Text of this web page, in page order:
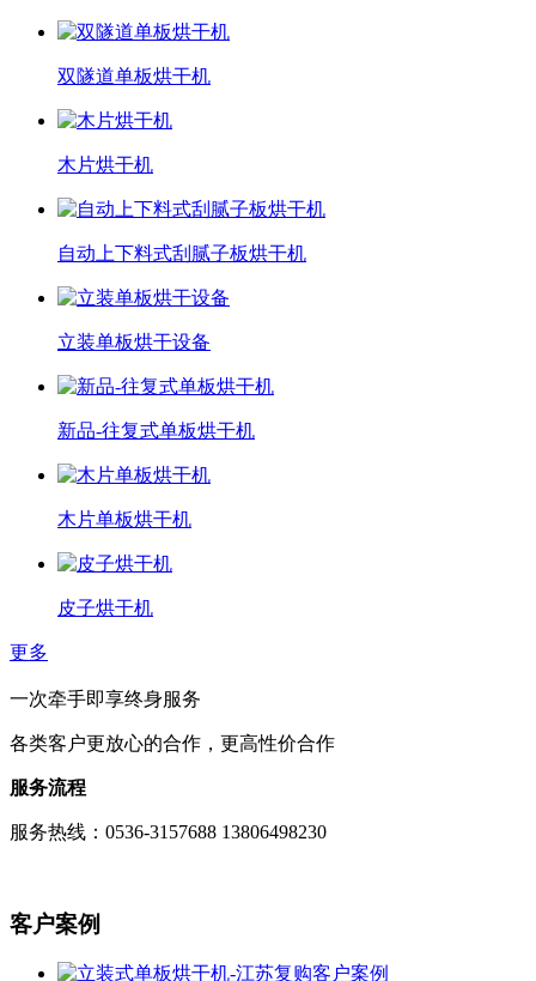
双隧道单板烘干机
木片烘干机
自动上下料式刮腻子板烘干机
立装单板烘干设备
新品-往复式单板烘干机
木片单板烘干机
皮子烘干机
更多
一次牵手即享终身服务
各类客户更放心的合作，更高性价合作
服务流程
服务热线：0536-3157688 13806498230
客户案例